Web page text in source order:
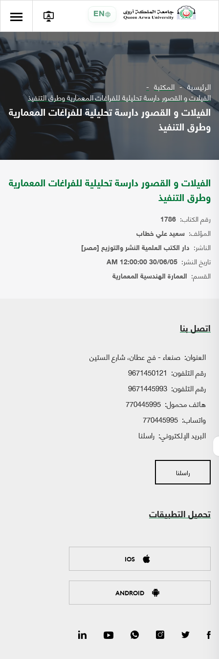
EN
الرئيسية المكتبة
الفيلات و القصور دارسة تحليلية للفراغات المعمارية وطرق التنفيذ
الفيلات و القصور دارسة تحليلية للفراغات المعمارية
وطرق التنفيذ
الفيلات و القصور دارسة تحليلية للفراغات المعمارية
وطرق التنفيذ
رقم الكتاب: 1786
المؤلف: سعيد علي خطاب
الناشر: دار الكتب العلمية النشر والتوزيع [مصر]
تاريخ النشر: 30/06/05 12:00:00 AM
القسم: العمارة الهندسية المعمارية
اتصل بنا
العنوان: صنعاء - فج عطان، شارع الستين
رقم التلفون: 9671450121
رقم التلفون: 9671445993
هاتف محمول: 770445995
واتساب:
البريد الإلكتروني: راسلنا
راسلنا
تحميل التطبيقات
IOS
ANDROID